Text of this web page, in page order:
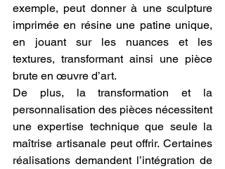
exemple, peut donner à une sculpture
imprimée en résine une patine unique,
en jouant sur les nuances et les
textures, transformant ainsi une pièce
brute en œuvre d’art.
De plus, la transformation et la
personnalisation des pièces nécessitent
une expertise technique que seule la
maîtrise artisanale peut offrir. Certaines
réalisations demandent l’intégration de